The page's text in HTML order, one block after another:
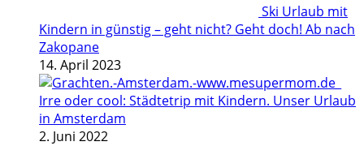
Ski Urlaub mit
Kindern in günstig – geht nicht? Geht doch! Ab nach
Zakopane
14. April 2023
Irre oder cool: Städtetrip mit Kindern. Unser Urlaub
in Amsterdam
2. Juni 2022